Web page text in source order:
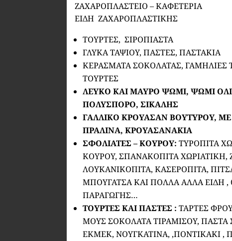
ΖΑΧΑΡΟΠΛΑΣΤΕΙΟ – ΚΑΦΕΤΕΡΙΑ
ΕΙΔΗ ΖΑΧΑΡΟΠΛΑΣΤΙΚΗΣ
ΤΟΥΡΤΕΣ, ΣΙΡΟΠΙΑΣΤΑ
ΓΛΥΚΑ ΤΑΨΙΟΥ, ΠΑΣΤΕΣ, ΠΑΣΤΑΚΙΑ
ΚΕΡΑΣΜΑΤΑ ΣΟΚΟΛΑΤΑΣ, ΓΑΜΗΛΙΕΣ
ΤΟΥΡΤΕΣ
ΛΕΥΚΟ ΚΑΙ ΜΑΥΡΟ ΨΩΜΙ, ΨΩΜΙ
ΠΟΛΥΣΠΟΡΟ, ΣΙΚΑΛΗΣ
ΓΑΛΛΙΚΟ ΚΡΟΥΑΣΑΝ ΒΟΥΤΥΡΟΥ, ΜΕ
ΠΡΑΛΙΝΑ, ΚΡΟΥΑΣΑΝΑΚΙΑ
ΣΦΟΛΙΑΤΕΣ – ΚΟΥΡΟΥ: ΤΥΡΟΠΙΤΑ
ΚΟΥΡΟΥ, ΣΠΑΝΑΚΟΠΙΤΑ
ΛΟΥΚΑΝΙΚΟΠΙΤΑ, ΚΑΣΕΡΟΠΙΤΑ,
ΜΠΟΥΓΑΤΣΑ ΚΑΙ ΠΟΛΛΑ ΑΛΛΑ ΕΙΔΗ
ΠΑΡΑΓΩΓΗΣ…
ΤΟΥΡΤΕΣ ΚΑΙ ΠΑΣΤΕΣ :ΤΑΡΤΕΣ
ΜΟΥΣ ΣΟΚΟΛΑΤΑ ΤΙΡΑΜΙΣΟΥ, ΠΑΣΤΑ
ΕΚΜΕΚ, ΝΟΥΓΚΑΤΙΝΑ, ,ΠΟΝΤΙΚΑΚΙ ,